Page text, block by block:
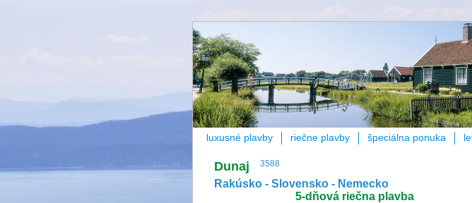
luxusné plavby riečne plavby špeciálna ponuka
Dunaj 3588
Rakúsko - Slovensko - Nemecko
5-dňová riečna plavba